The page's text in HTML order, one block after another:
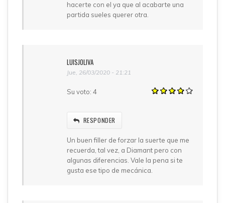
hacerte con el ya que al acabarte una
partida sueles querer otra.
LUISJOLIVA
Jue, 26/03/2020 - 21:21
Su voto: 4
RESPONDER
Un buen filler de forzar la suerte que me
recuerda, tal vez, a Diamant pero con
algunas diferencias. Vale la pena si te
gusta ese tipo de mecánica.